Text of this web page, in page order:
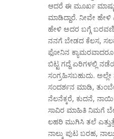
ಆದರೆ ಈ ಮೂರ್ಖ
ಮಾಡಿದ್ದಾರೆ. ನೀವೇ ಹೇಳಿ
ಹೇಳಿ ಅದರ ಬಗ್ಗೆ
ನನಗೆ ಬೇಡದ ಕೆಲಸ,
ಫೋನಿನ ಕ್ಯಾಮರವಾದರೂ
ಬಿಟ್ಟ ಗದ್ದೆ ಏರಿಗಳಲ್ಲಿ
ಸಂಗ್ರಹಿಸಬಹುದು.
ಸಂದರ್ಶನ ಮಾಡಿ,
ನೆಲನೆಕ್ಕರೆ, ಕುದನೆ,
ಸಾವಿರ ಮಾಹಿತಿ ನಿಮಗೆ
ಲಹರಿ ಮುಗಿಸಿ ತಲೆ
ನಾಲ್ಕು ಪುಟ ಬರಹ,